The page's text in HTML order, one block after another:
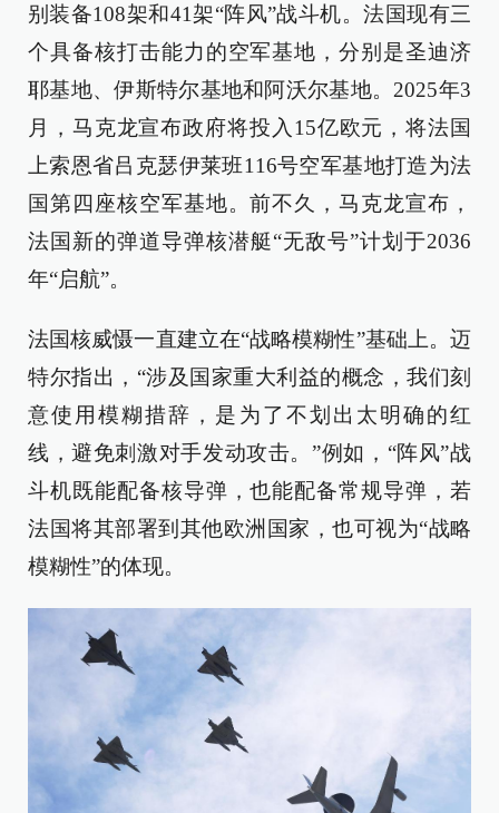
别装备108架和41架“阵风”战斗机。法国现有三
个具备核打击能力的空军基地，分别是圣迪济
耶基地、伊斯特尔基地和阿沃尔基地。2025年3
月，马克龙宣布政府将投入15亿欧元，将法国
上索恩省吕克瑟伊莱班116号空军基地打造为法
国第四座核空军基地。前不久，马克龙宣布，
法国新的弹道导弹核潜艇“无敌号”计划于2036
年“启航”。
法国核威慑一直建立在“战略模糊性”基础上。迈
特尔指出，“涉及国家重大利益的概念，我们刻
意使用模糊措辞，是为了不划出太明确的红
线，避免刺激对手发动攻击。”例如，“阵风”战
斗机既能配备核导弹，也能配备常规导弹，若
法国将其部署到其他欧洲国家，也可视为“战略
模糊性”的体现。